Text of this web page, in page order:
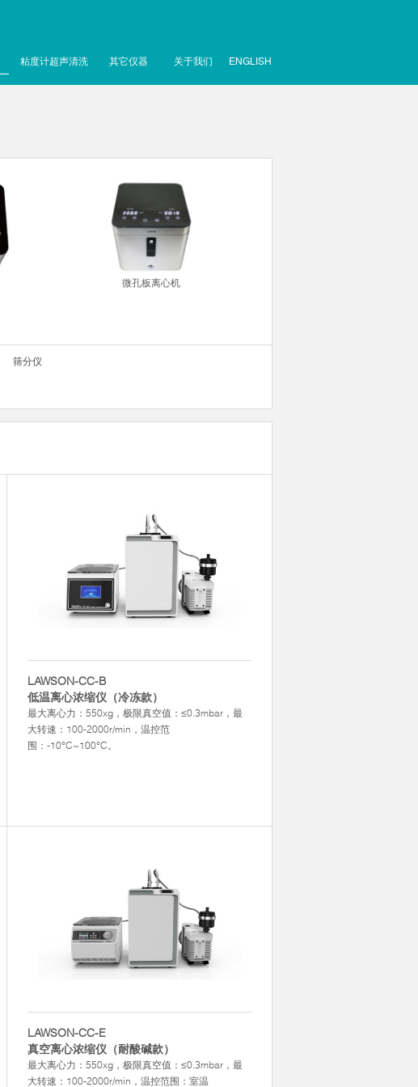
粘度计超声清洗 其它仪器 关于我们 ENGLISH
微孔板离心机
筛分仪
LAWSON-CC-B
低温离心浓缩仪（冷冻款）
最大离心力：550xg，极限真空值：≤0.3mbar，最
大转速：100-2000r/min，温控范
围：-10°C~100°C。
LAWSON-CC-E
真空离心浓缩仪（耐酸碱款）
最大离心力：550xg，极限真空值：≤0.3mbar，最
大转速：100-2000r/min，温控范围：室温